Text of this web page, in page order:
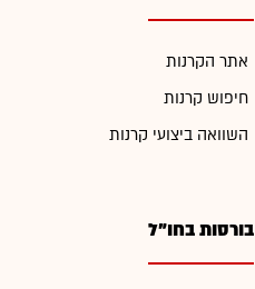
אתר הקרנות
חיפוש קרנות
השוואה ביצועי קרנות
בורסות בחו"ל